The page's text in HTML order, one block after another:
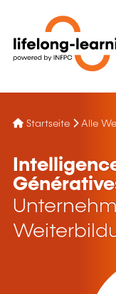
Startseite Alle